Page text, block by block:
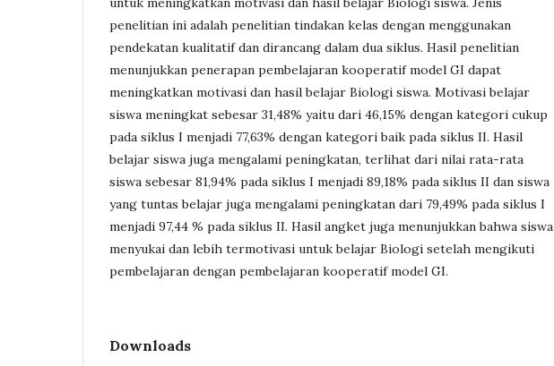
penelitian ini adalah penelitian tindakan kelas dengan menggunakan
pendekatan kualitatif dan dirancang dalam dua siklus. Hasil penelitian
menunjukkan penerapan pembelajaran kooperatif model GI dapat
meningkatkan motivasi dan hasil belajar Biologi siswa. Motivasi belajar
siswa meningkat sebesar 31,48% yaitu dari 46,15% dengan kategori cukup
pada siklus I menjadi 77,63% dengan kategori baik pada siklus II. Hasil
belajar siswa juga mengalami peningkatan, terlihat dari nilai rata-rata
siswa sebesar 81,94% pada siklus I menjadi 89,18% pada siklus II dan siswa
yang tuntas belajar juga mengalami peningkatan dari 79,49% pada siklus I
menjadi 97,44 % pada siklus II. Hasil angket juga menunjukkan bahwa siswa
menyukai dan lebih termotivasi untuk belajar Biologi setelah mengikuti
pembelajaran dengan pembelajaran kooperatif model GI.
Downloads